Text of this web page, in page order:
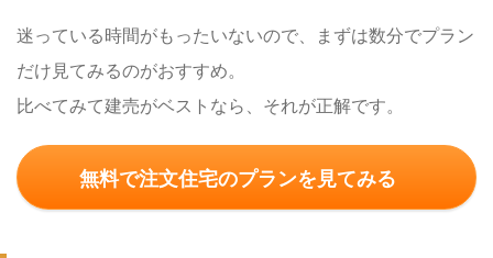
迷っている時間がもったいないので、まずは数分でプラン
だけ見てみるのがおすすめ。
比べてみて建売がベストなら、それが正解です。
無料で注文住宅のプランを見てみる